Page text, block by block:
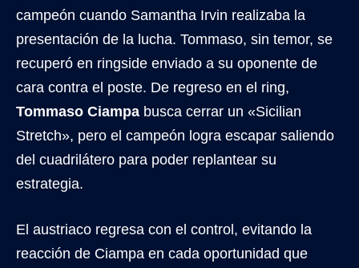
campeón cuando Samantha Irvin realizaba la
presentación de la lucha. Tommaso, sin temor, se
recuperó en ringside enviado a su oponente de
cara contra el poste. De regreso en el ring,
Tommaso Ciampa busca cerrar un «Sicilian
Stretch», pero el campeón logra escapar saliendo
del cuadrilátero para poder replantear su
estrategia.
El austriaco regresa con el control, evitando la
reacción de Ciampa en cada oportunidad que